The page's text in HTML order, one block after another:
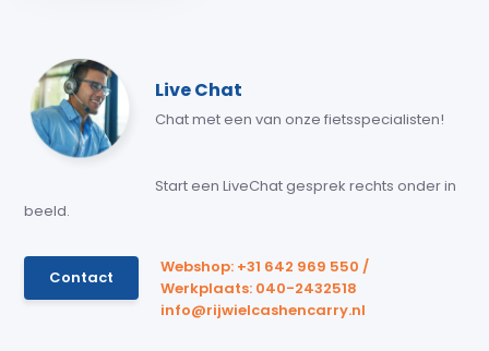
Live Chat
Chat met een van onze fietsspecialisten!
Start een LiveChat gesprek rechts onder in
beeld.
Contact
Webshop: +31 642 969 550 /
Werkplaats: 040-2432518
info@rijwielcashencarry.nl